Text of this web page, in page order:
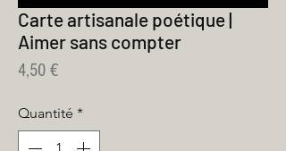
Carte artisanale poétique |
Aimer sans compter
4,50 €Prix
Quantité *